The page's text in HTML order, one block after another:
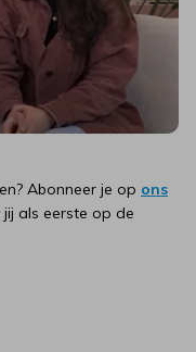
Abonneer je op ons
als eerste op de